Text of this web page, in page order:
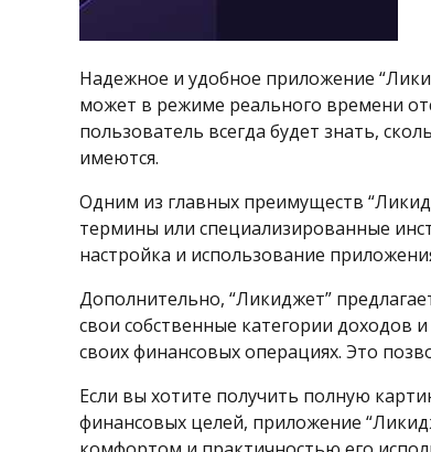
Надежное и удобное приложение
может в режиме реального времени
пользователь всегда будет знать,
имеются.
Одним из главных преимуществ
термины или специализированные
настройка и использование
Дополнительно, “Ликиджет”
свои собственные категории доходов
своих финансовых операциях. Это
Если вы хотите получить полную
финансовых целей, приложение